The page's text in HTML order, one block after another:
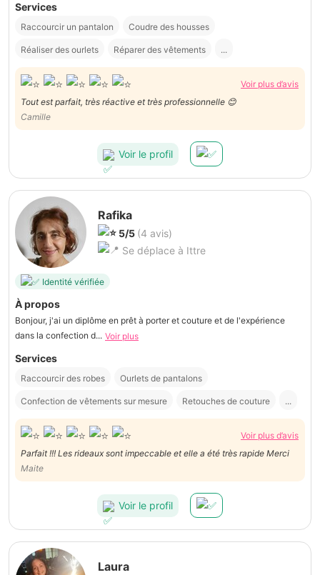
Services
Raccourcir un pantalon Coudre des housses
Réaliser des ourlets Réparer des vêtements ...
Voir plus d’avis
Tout est parfait, très réactive et très professionnelle 😊
Camille
Voir le profil
Rafika
5/5 (4 avis)
Se déplace à Ittre
Identité vérifiée
À propos
Bonjour, j'ai un diplôme en prêt à porter et couture et de l'expérience
dans la confection d... Voir plus
Services
Raccourcir des robes Ourlets de pantalons
Confection de vêtements sur mesure Retouches de couture ...
Voir plus d’avis
Parfait !!! Les rideaux sont impeccable et elle a été très rapide Merci
Maite
Voir le profil
Laura